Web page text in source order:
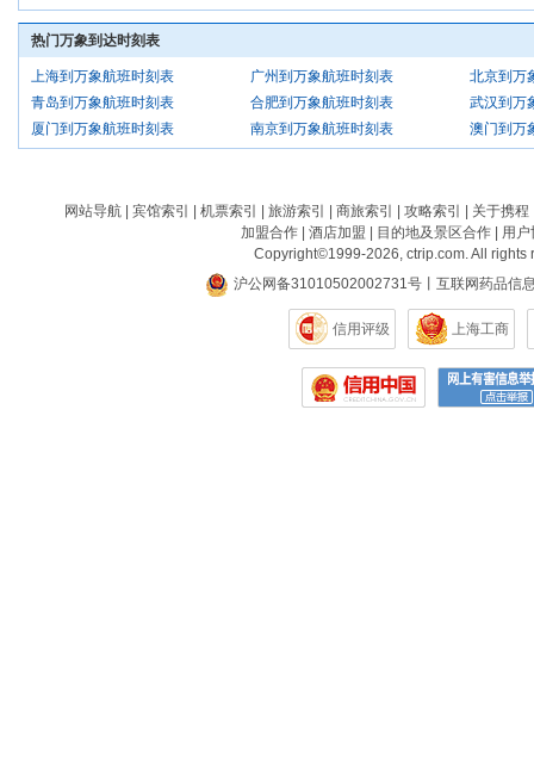
热门万象到达时刻表
上海到万象航班时刻表 广州到万象航班时刻表
北京到万
青岛到万象航班时刻表
合肥到万象航班时刻表
武汉到万
厦门到万象航班时刻表
南京到万象航班时刻表 澳门到万
网站导航| 宾馆索引 机票索引 旅游索引 商旅索引 攻略索引 关于携程
加盟合作
酒店加盟 目的地及景区合作
用户
Copyright©1999-2026, ctrip.com. All rights
沪公网备31010502002731号
互联网药品信
信用评级 上海工商